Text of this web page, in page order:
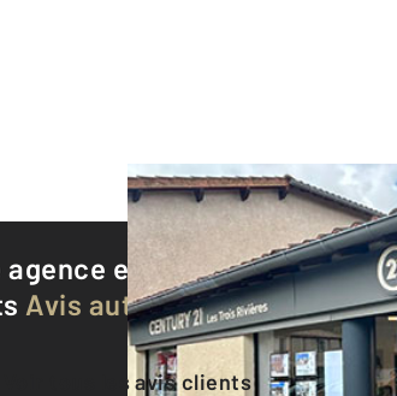
agence est notée9,4/10
Avis authentifiés par
Voir tous les avis clients